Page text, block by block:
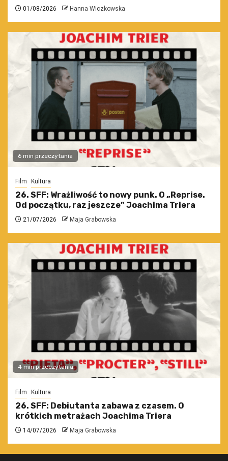
01/08/2026 Hanna Wiczkowska
6 min przeczytania
Film Kultura
26. SFF: Wrażliwość to nowy punk. O „Reprise.
Od początku, raz jeszcze” Joachima Triera
21/07/2026 Maja Grabowska
4 min przeczytania
Film Kultura
26. SFF: Debiutanta zabawa z czasem. O
krótkich metrażach Joachima Triera
14/07/2026 Maja Grabowska